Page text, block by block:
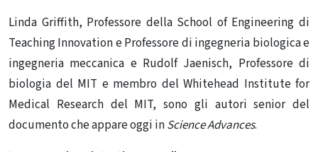
Linda Griffith, Professore della School of Engineering di
Teaching Innovation e Professore di ingegneria biologica e
ingegneria meccanica e Rudolf Jaenisch, Professore di
biologia del MIT e membro del Whitehead Institute for
Medical Research del MIT, sono gli autori senior del
documento che appare oggi inScience Advances.